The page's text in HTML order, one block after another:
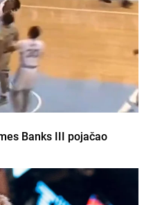
Banks III pojačao